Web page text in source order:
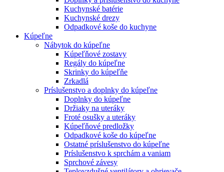
Kuchynské batérie
Kuchynské drezy
Odpadkové koše do kuchyne
Kúpeľne
Nábytok do kúpeľne
Kúpeľňové zostavy
Regály do kúpeľne
Skrinky do kúpeľňe
Zrkadlá
Príslušenstvo a doplnky do kúpeľne
Doplnky do kúpeľne
Držiaky na uteráky
Froté osušky a uteráky
Kúpeľňové predložky
Odpadkové koše do kúpeľne
Ostatné príslušenstvo do kúpeľne
Príslušenstvo k sprchám a vaniam
Sprchové závesy